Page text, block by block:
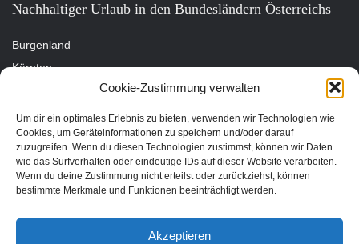
Cookie-Zustimmung verwalten
Um dir ein optimales Erlebnis zu bieten, verwenden wir Technologien wie
Cookies, um Geräteinformationen zu speichern und/oder darauf
zuzugreifen. Wenn du diesen Technologien zustimmst, können wir Daten
wie das Surfverhalten oder eindeutige IDs auf dieser Website verarbeiten.
Wenn du deine Zustimmung nicht erteilst oder zurückziehst, können
bestimmte Merkmale und Funktionen beeinträchtigt werden.
Akzeptieren
Nachhaltiger Urlaub in den Bundesländern Österreichs
Burgenland
Kärnten
Oberösterreich
Salzburg
Steiermark
Tirol
Wien